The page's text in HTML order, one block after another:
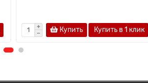
Купить Купить в 1 клик